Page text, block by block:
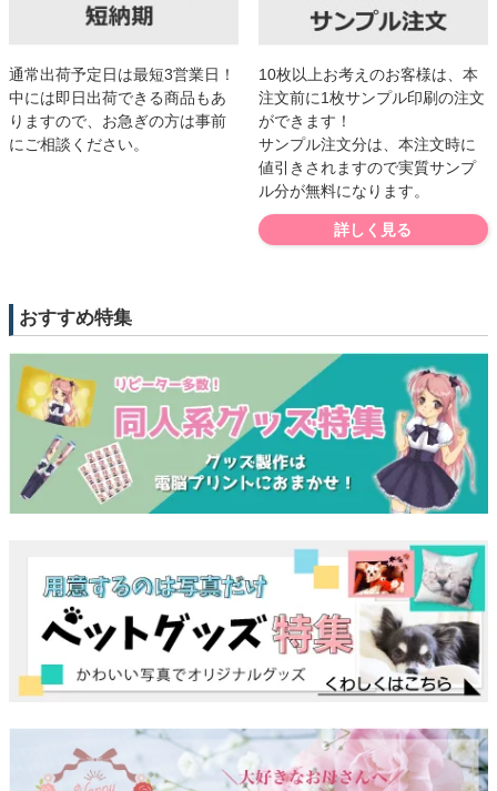
通常出荷予定日は最短3営業日！
中には即日出荷できる商品もあ
りますので、お急ぎの方は事前
にご相談ください。
10枚以上お考えのお客様は、本
注文前に1枚サンプル印刷の注文
ができます！
サンプル注文分は、本注文時に
値引きされますので実質サンプ
ル分が無料になります。
詳しく見る
おすすめ特集